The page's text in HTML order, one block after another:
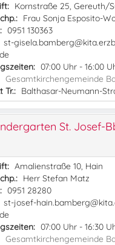
Kornstraße 25, Gereuth/
Frau Sonja Esposito-
0951 130363
st-
07:00 Uhr - 16:00
Gesamtkirchengemeinde
Tr.: Balthasar-Neumann-
St. Josef-
Amalienstraße 10, Hain
Herr Stefan Matz
0951 28280
st-josef-
07:00 Uhr - 16:30
Gesamtkirchengemeinde